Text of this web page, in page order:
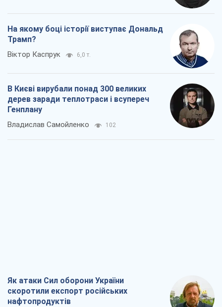
На якому боці історії виступає Дональд
Трамп?
Віктор Каспрук 6,0 т.
В Києві вирубали понад 300 великих
дерев заради теплотраси і всупереч
Генплану
Владислав Самойленко 102
Як атаки Сил оборони України
скоротили експорт російських
нафтопродуктів